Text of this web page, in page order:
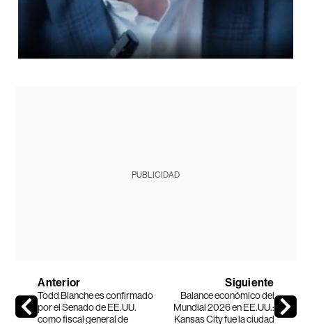
PUBLICIDAD
Anterior
Todd Blanche es confirmado
por el Senado de EE.UU.
como fiscal general de
Siguiente
Balance económico del
Mundial 2026 en EE.UU.:
Kansas City fue la ciudad